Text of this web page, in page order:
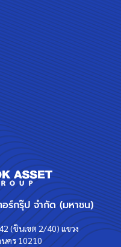
ร์กรุ๊ป จำกัด (มหาชน)
(ชินเขต 2/40) แขวง
คร 10210